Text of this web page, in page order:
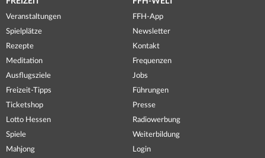
Veranstaltungen
Spielplätze
Rezepte
Meditation
Ausflugsziele
Freizeit-Tipps
Ticketshop
Lotto Hessen
Spiele
Mahjong
FFH-App
Newsletter
Kontakt
Frequenzen
Jobs
Führungen
Presse
Radiowerbung
Weiterbildung
Login